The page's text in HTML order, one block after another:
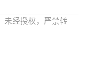
未经授权，严禁转